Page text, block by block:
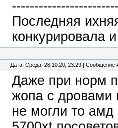
Последняя
конкурировала
Дата: Среда, 28.10.20, 23:29 | Сообщение
Даже при норм
жопа с дровами
не могли то амд